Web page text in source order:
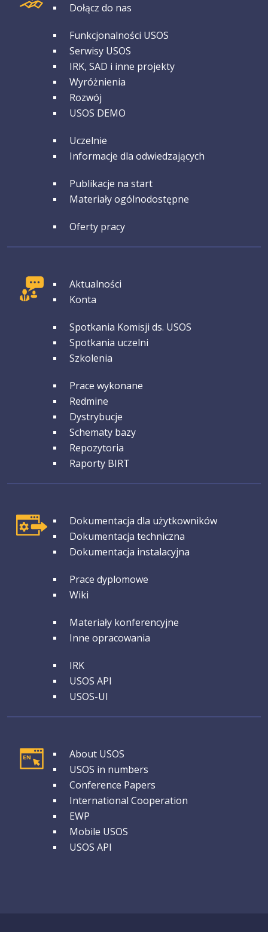
Dołącz do nas
GRUPA 2Funkcjonalności USOS
Serwisy USOS
IRK, SAD i inne projekty
Wyróżnienia
Rozwój
USOS DEMO
GRUPA 3Uczelnie
Informacje dla odwiedzających
GRUPA 4Publikacje na start
Materiały ogólnodostępne
GRUPA 5Oferty pracy
GRUPA 1Aktualności
Konta
GRUPA 2Spotkania Komisji ds. USOS
Spotkania uczelni
Szkolenia
GRUPA 3Prace wykonane
Redmine
Dystrybucje
Schematy bazy
Repozytoria
Raporty BIRT
GRUPA 1Dokumentacja dla użytkowników
Dokumentacja techniczna
Dokumentacja instalacyjna
GRUPA 2Prace dyplomowe
Wiki
GRUPA 3Materiały konferencyjne
Inne opracowania
GRUPA 4
IRK
USOS API
USOS-UI
GRUPA 1About USOS
USOS in numbers
Conference Papers
International Cooperation
EWP
Mobile USOS
USOS API